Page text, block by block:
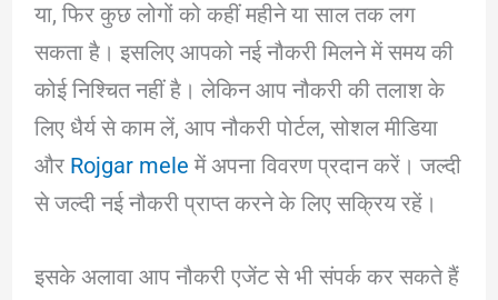
या, फिर कुछ लोगों को कहीं महीने या साल तक लग
सकता है। इसलिए आपको नई नौकरी मिलने में समय की
कोई निश्चित नहीं है। लेकिन आप नौकरी की तलाश के
लिए धैर्य से काम लें, आप नौकरी पोर्टल, सोशल मीडिया
और Rojgar mele में अपना विवरण प्रदान करें। जल्दी
से जल्दी नई नौकरी प्राप्त करने के लिए सक्रिय रहें।
इसके अलावा आप नौकरी एजेंट से भी संपर्क कर सकते हैं